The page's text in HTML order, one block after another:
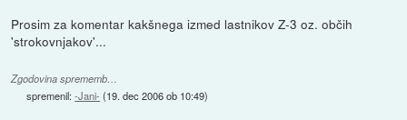
Prosim za komentar kakšnega izmed lastnikov Z-3 oz. občih
'strokovnjakov'...
Zgodovina sprememb…
spremenil:-Jani- (19. dec 2006 ob 10:49)